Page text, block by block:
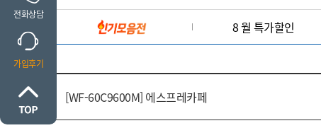
8 월 특가할인
[WF-60C9600M] 에스프레카페
전화상담
가입후기